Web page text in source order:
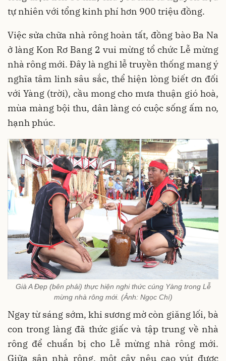
tự nhiên với tổng kinh phí hơn 900 triệu đồng.
Việc sửa chữa nhà rông hoàn tất, đồng bào Ba Na
ở làng Kon Rơ Bang 2 vui mừng tổ chức Lễ mừng
nhà rông mới. Đây là nghi lễ truyền thống mang ý
nghĩa tâm linh sâu sắc, thể hiện lòng biết ơn đối
với Yàng (trời), cầu mong cho mưa thuận gió hoà,
mùa màng bội thu, dân làng có cuộc sống ấm no,
hạnh phúc.
Già A Đẹp (bên phải) thực hiện nghi thức cúng Yàng trong Lễ
mừng nhà rông mới. (Ảnh: Ngọc Chí)
Ngay từ sáng sớm, khi sương mờ còn giăng lối, bà
con trong làng đã thức giấc và tập trung về nhà
rông để chuẩn bị cho Lễ mừng nhà rông mới.
Giữa sân nhà rông, một cây nêu cao vút được